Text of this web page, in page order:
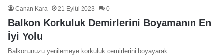
Canan Kara 21 Eylül 2023 0
Balkon Korkuluk Demirlerini Boyamanın En
İyi Yolu
Balkonunuzu yenilemeye korkuluk demirlerini boyayarak